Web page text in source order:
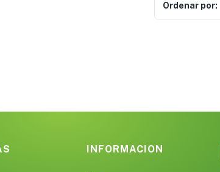
Ordenar por:
INFORMACION